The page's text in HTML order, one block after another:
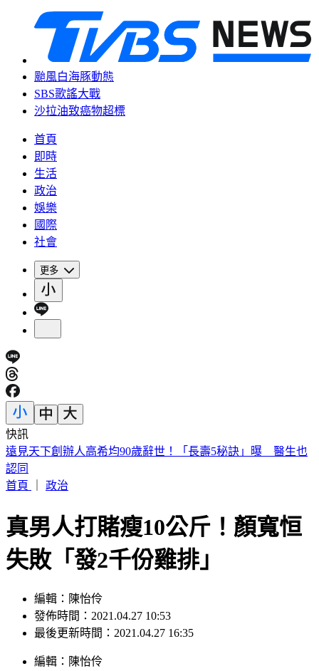
颱風白海豚動態
SBS歌謠大戰
沙拉油致癌物超標
首頁
即時
生活
政治
娛樂
國際
社會
更多
快訊
美股開盤／聯準會升息疑慮意外減緩！標普、那指「雙開高」
首頁
真男人打賭瘦10公斤！顏寬恒
失敗「發2千份雞排」
發佈時間：2021.04.27 10:53
最後更新時間：2021.04.27 16:35
發佈時間：2021.04.27 10:53